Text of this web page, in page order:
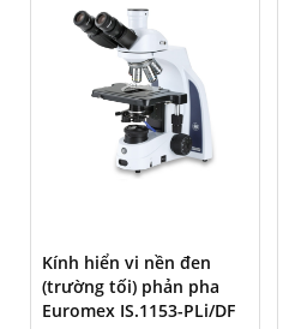
Kính hiển vi nền đen
(trường tối) phản pha
Euromex IS.1153-PLi/DF